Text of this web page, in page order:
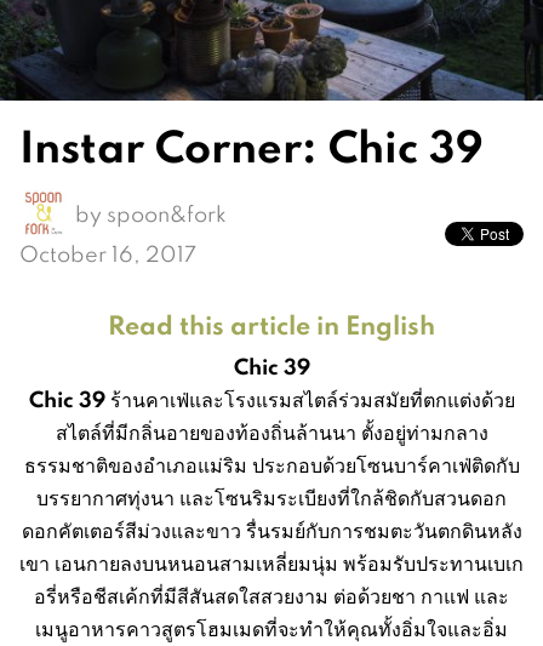
Instar Corner: Chic 39
by spoon&fork
October 16, 2017
Read this article in English
Chic 39
Chic 39ร้านคาเฟ่และโรงแรมสไตล์ร่วมสมัยที่ตกแต่งด้วย
สไตล์ที่มีกลิ่นอายของท้องถิ่นล้านนา ตั้งอยู่ท่ามกลาง
ธรรมชาติของอำเภอแม่ริม ประกอบด้วยโซนบาร์คาเฟ่ติดกับ
บรรยากาศทุ่งนา และโซนริมระเบียงที่ใกล้ชิดกับสวนดอก
ดอกคัตเตอร์สีม่วงและขาว รื่นรมย์กับการชมตะวันตกดินหลัง
เขา เอนกายลงบนหนอนสามเหลี่ยมนุ่ม พร้อมรับประทานเบเก
อรี่หรือชีสเค้กที่มีสีสันสดใสสวยงาม ต่อด้วยชา กาแฟ และ
เมนูอาหารคาวสูตรโฮมเมดที่จะทำให้คุณทั้งอิ่มใจและอิ่ม